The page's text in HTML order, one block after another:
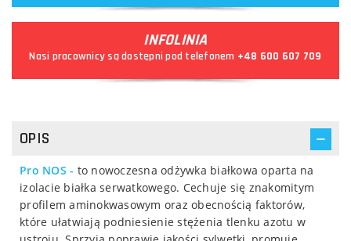
INFOLINIA
Nasi pracownicy są dostępni pod telefonem +48 600 607 709
OPIS
Pro NOS - to nowoczesna odżywka białkowa oparta na
izolacie białka serwatkowego. Cechuje się znakomitym
profilem aminokwasowym oraz obecnością faktorów,
które ułatwiają podniesienie stężenia tlenku azotu w